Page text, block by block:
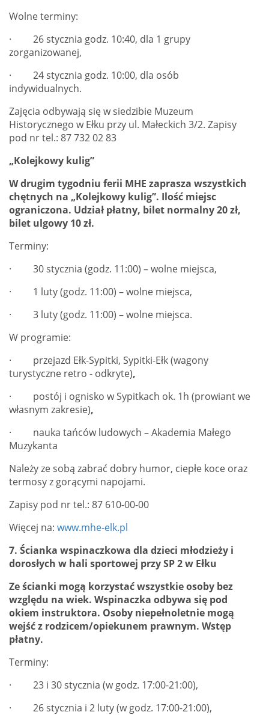
Wolne terminy:
· 26 stycznia godz. 10:40, dla 1 grupy
zorganizowanej,
· 24 stycznia godz. 10:00, dla osób
indywidualnych.
Zajęcia odbywają się w siedzibie Muzeum
Historycznego w Ełku przy ul. Małeckich 3/2. Zapisy
pod nr tel.: 87 732 02 83
„Kolejkowy kulig”
W drugim tygodniu ferii MHE zaprasza wszystkich
chętnych na „Kolejkowy kulig”. Ilość miejsc
ograniczona. Udział płatny, bilet normalny 20 zł,
bilet ulgowy 10 zł.
Terminy:
· 30 stycznia (godz. 11:00) – wolne miejsca,
· 1 luty (godz. 11:00) – wolne miejsca,
· 3 luty (godz. 11:00) – wolne miejsca.
W programie:
· przejazd Ełk-Sypitki, Sypitki-Ełk (wagony
turystyczne retro - odkryte),
· postój i ognisko w Sypitkach ok. 1h (prowiant we
własnym zakresie),
· nauka tańców ludowych – Akademia Małego
Muzykanta
Należy ze sobą zabrać dobry humor, ciepłe koce oraz
termosy z gorącymi napojami.
Zapisy pod nr tel.: 87 610-00-00
Więcej na: www.mhe-elk.pl
7. Ścianka wspinaczkowa dla dzieci młodzieży i
dorosłych w hali sportowej przy SP 2 w Ełku
Ze ścianki mogą korzystać wszystkie osoby bez
względu na wiek. Wspinaczka odbywa się pod
okiem instruktora. Osoby niepełnoletnie mogą
wejść z rodzicem/opiekunem prawnym. Wstęp
płatny.
Terminy:
· 23 i 30 stycznia (w godz. 17:00-21:00),
· 26 stycznia i 2 luty (w godz. 17:00-21:00),